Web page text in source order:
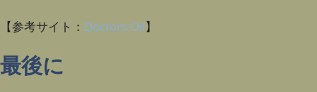
【参考サイト： Doctors Oil】
最後に